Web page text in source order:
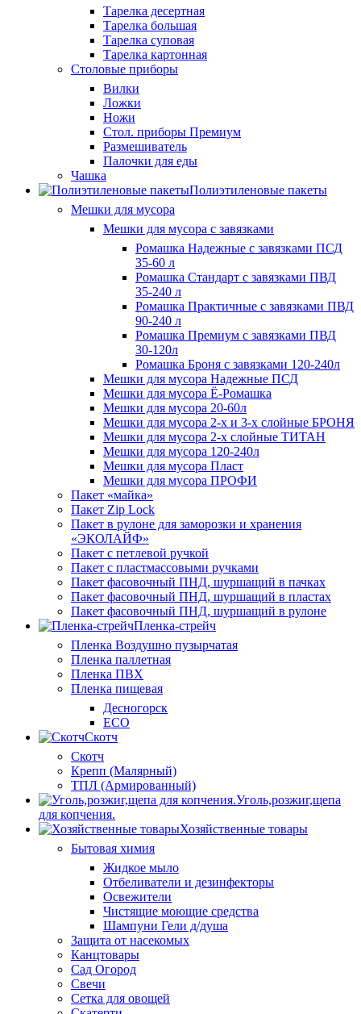
Тарелка десертная
Тарелка большая
Тарелка суповая
Тарелка картонная
Столовые приборы
Вилки
Ложки
Ножи
Стол. приборы Премиум
Размешиватель
Палочки для еды
Чашка
Полиэтиленовые пакеты
Мешки для мусора
Мешки для мусора с завязками
Ромашка Надежные с завязками ПСД
35-60 л
Ромашка Стандарт с завязками ПВД
35-240 л
Ромашка Практичные с завязками ПВД
90-240 л
Ромашка Премиум с завязками ПВД
30-120л
Ромашка Броня с завязками 120-240л
Мешки для мусора Надежные ПСД
Мешки для мусора Ё-Ромашка
Мешки для мусора 20-60л
Мешки для мусора 2-х и 3-х слойные БРОНЯ
Мешки для мусора 2-х слойные ТИТАН
Мешки для мусора 120-240л
Мешки для мусора Пласт
Мешки для мусора ПРОФИ
Пакет «майка»
Пакет Zip Lock
Пакет в рулоне для заморозки и хранения
«ЭКОЛАЙФ»
Пакет с петлевой ручкой
Пакет с пластмассовыми ручками
Пакет фасовочный ПНД, шуршащий в пачках
Пакет фасовочный ПНД, шуршащий в пластах
Пакет фасовочный ПНД, шуршащий в рулоне
Пленка-стрейч
Пленка Воздушно пузырчатая
Пленка паллетная
Пленка ПВХ
Пленка пищевая
Десногорск
ECO
Скотч
Скотч
Крепп (Малярный)
ТПЛ (Армированный)
Уголь,розжиг,щепа
для копчения.
Хозяйственные товары
Бытовая химия
Жидкое мыло
Отбеливатели и дезинфекторы
Освежители
Чистящие моющие средства
Шампуни Гели д/душа
Защита от насекомых
Канцтовары
Сад Огород
Свечи
Сетка для овощей